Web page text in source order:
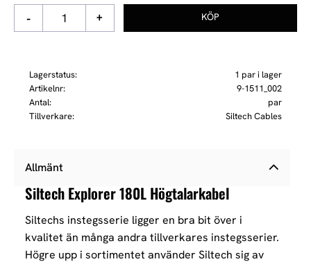
+
-
Lagerstatus
1 par i lager
Artikelnr
9-1511_002
Antal
par
Tillverkare
Siltech Cables
Allmänt
Siltech Explorer 180L Högtalarkabel
Siltechs instegsserie ligger en bra bit över i
kvalitet än många andra tillverkares instegsserier.
Högre upp i sortimentet använder Siltech sig av